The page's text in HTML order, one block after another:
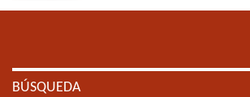
BÚSQUEDA